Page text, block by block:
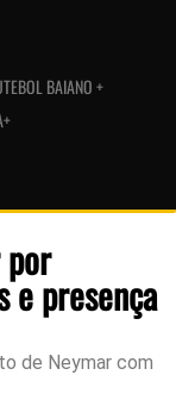
BAIANO +
e presença
de Neymar com